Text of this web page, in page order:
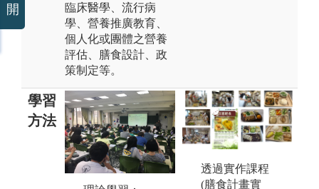
臨床醫學、流行病
學、營養推廣教育、
個人化或團體之營養
評估、膳食設計、政
策制定等。
學習
方法
透過實作課程
(膳食計畫實
開